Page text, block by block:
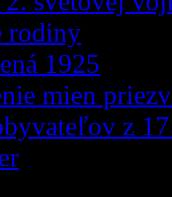
rodiny
1925
mien
z